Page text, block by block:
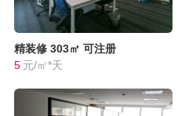
精装修 303㎡ 可注册
5 元/㎡*天